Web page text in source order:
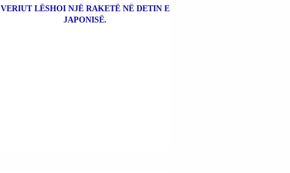
VERIUT LËSHOI NJË RAKETË NË DETIN E
JAPONISË.